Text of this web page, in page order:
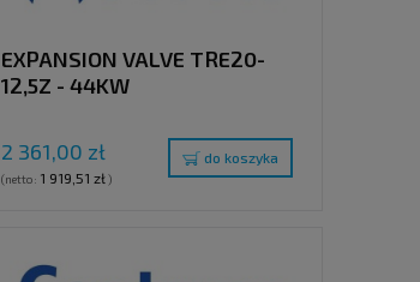
EXPANSION VALVE TRE20-
12,5Z - 44KW
2 361,00 zł
(netto: 1 919,51 zł)
do koszyka